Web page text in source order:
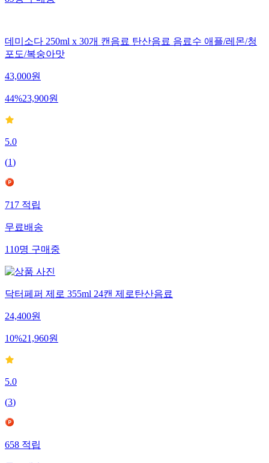
데미소다 250ml x 30개 캔음료 탄산음료 음료수 애플/레몬/청
포도/복숭아맛
43,000원
44%23,900원
5.0
(1)
717적립
무료배송
110명구매중
닥터페퍼 제로 355ml 24캔 제로탄산음료
24,400원
10%21,960원
5.0
(3)
658적립